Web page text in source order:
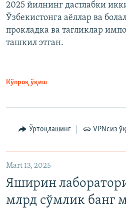
2025 йилнинг дастлабки
Ўзбекистонга аёллар ва
прокладка ва тагликлар
ташкил этган.
Кўпроқ ўқиш
Ўртоқлашинг VPNсиз
Mart 13, 2025
Яширин
млрд сўмлик банг